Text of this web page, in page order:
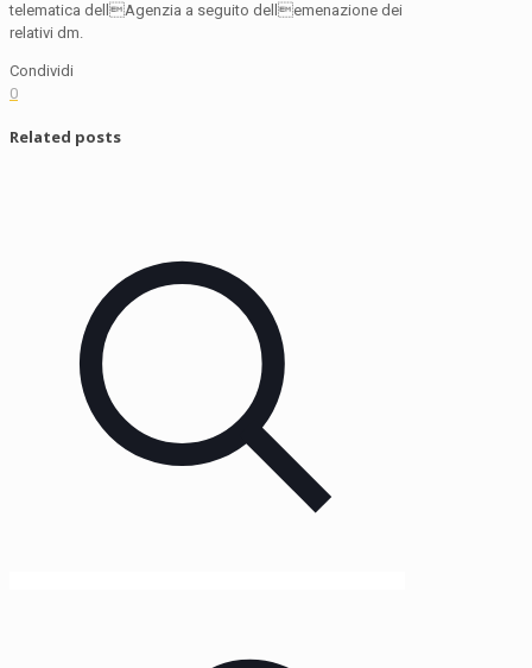
telematica dellAgenzia a seguito dellemenazione dei
relativi dm.
Condividi
0
Related posts